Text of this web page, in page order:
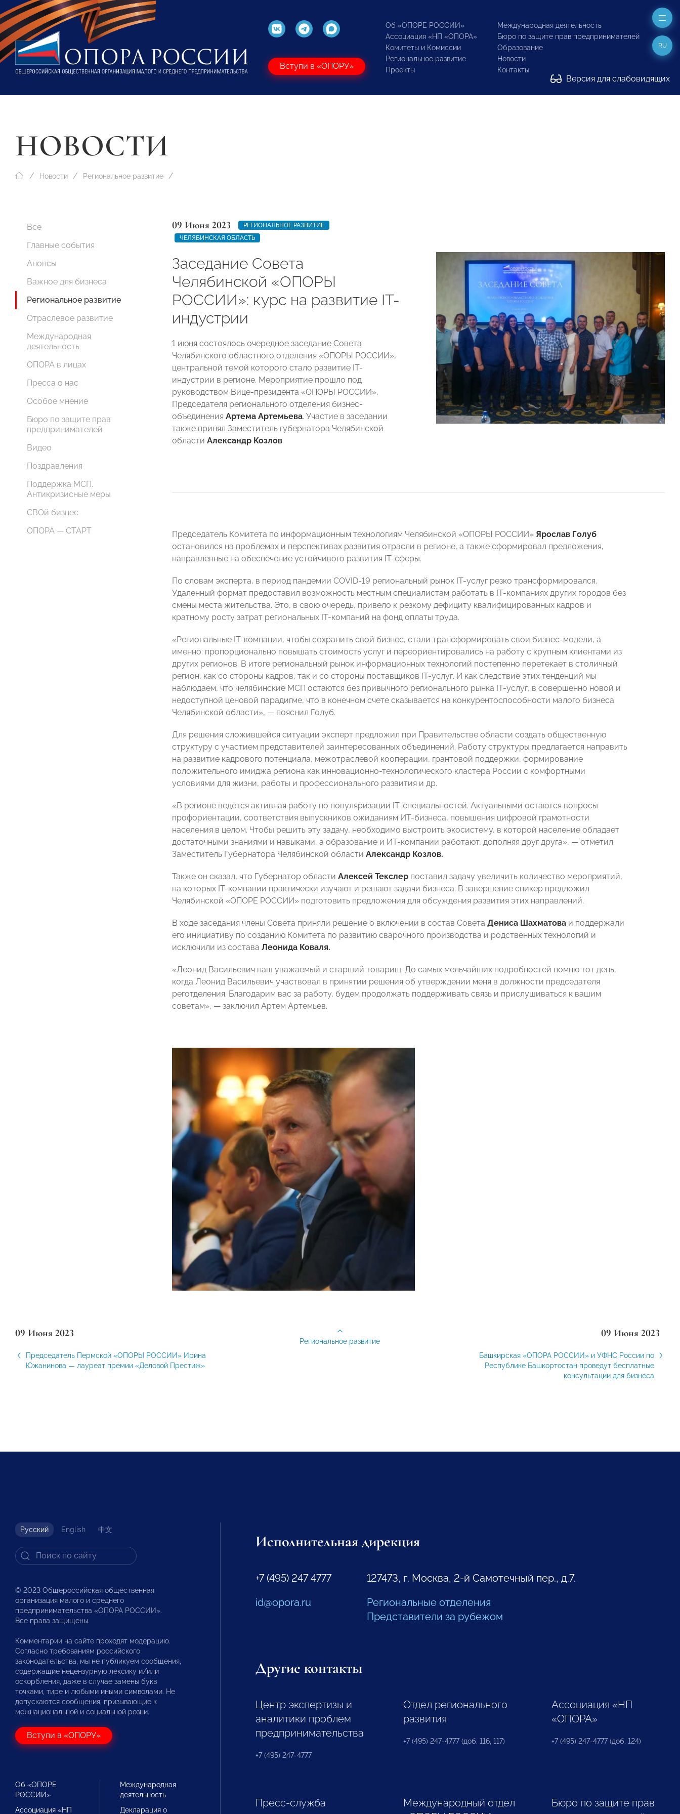
Вступи в «ОПОРУ»
Об «ОПОРЕ РОССИИ»
Ассоциация «НП «ОПОРА»
Комитеты и Комиссии
Региональное развитие
Проекты
Международная деятельность
Бюро по защите прав предпринимателей
Образование
Новости
Контакты
Версия для слабовидящих
RU
НОВОСТИ
Новости Региональное развитие
Все
Главные события
Анонсы
Важное для бизнеса
Региональное развитие
Отраслевое развитие
Международная
деятельность
ОПОРА в лицах
Пресса о нас
Особое мнение
Бюро по защите прав
предпринимателей
Видео
Поздравления
Поддержка МСП.
Антикризисные меры
СВОй бизнес
ОПОРА — СТАРТ
09 Июня 2023
РЕГИОНАЛЬНОЕ РАЗВИТИЕ
ЧЕЛЯБИНСКАЯ ОБЛАСТЬ
Заседание Совета
Челябинской «ОПОРЫ
РОССИИ»: курс на развитие IT-
индустрии
1 июня состоялось очередное заседание Совета
Челябинского областного отделения «ОПОРЫ РОССИИ»,
центральной темой которого стало развитие IT-
индустрии в регионе. Мероприятие прошло под
руководством Вице-президента «ОПОРЫ РОССИИ»,
Председателя регионального отделения бизнес-
объединения Артема Артемьева. Участие в заседании
также принял Заместитель губернатора Челябинской
области Александр Козлов.
Председатель Комитета по информационным технологиям Челябинской «ОПОРЫ РОССИИ» Ярослав Голуб
остановился на проблемах и перспективах развития отрасли в регионе, а также сформировал предложения,
направленные на обеспечение устойчивого развития IT-сферы.
По словам эксперта, в период пандемии COVID-19 региональный рынок IT-услуг резко трансформировался.
Удаленный формат предоставил возможность местным специалистам работать в IТ-компаниях других городов без
смены места жительства. Это, в свою очередь, привело к резкому дефициту квалифицированных кадров и
кратному росту затрат региональных IТ-компаний на фонд оплаты труда.
«Региональные IТ-компании, чтобы сохранить свой бизнес, стали трансформировать свои бизнес-модели, а
именно: пропорционально повышать стоимость услуг и переориентировались на работу с крупным клиентами из
других регионов. В итоге региональный рынок информационных технологий постепенно перетекает в столичный
регион, как со стороны кадров, так и со стороны поставщиков IТ-услуг. И как следствие этих тенденций мы
наблюдаем, что челябинские МСП остаются без привычного регионального рынка IТ-услуг, в совершенно новой и
недоступной ценовой парадигме, что в конечном счете сказывается на конкурентоспособности малого бизнеса
Челябинской области», — пояснил Голуб.
Для решения сложившейся ситуации эксперт предложил при Правительстве области создать общественную
структуру с участием представителей заинтересованных объединений. Работу структуры предлагается направить
на развитие кадрового потенциала, межотраслевой кооперации, грантовой поддержки, формирование
положительного имиджа региона как инновационно-технологического кластера России с комфортными
условиями для жизни, работы и профессионального развития и др.
«В регионе ведется активная работу по популяризации IT-специальностей. Актуальными остаются вопросы
профориентации, соответствия выпускников ожиданиям ИТ-бизнеса, повышения цифровой грамотности
населения в целом. Чтобы решить эту задачу, необходимо выстроить экосистему, в которой население обладает
достаточными знаниями и навыками, а образование и ИТ-компании работают, дополняя друг друга», — отметил
Заместитель Губернатора Челябинской области Александр Козлов.
Также он сказал, что Губернатор области Алексей Текслер поставил задачу увеличить количество мероприятий,
на которых IT-компании практически изучают и решают задачи бизнеса. В завершение спикер предложил
Челябинской «ОПОРЕ РОССИИ» подготовить предложения для обсуждения развития этих направлений.
В ходе заседания члены Совета приняли решение о включении в состав Совета Дениса Шахматова и поддержали
его инициативу по созданию Комитета по развитию сварочного производства и родственных технологий и
исключили из состава Леонида Коваля.
«Леонид Васильевич наш уважаемый и старший товарищ. До самых мельчайших подробностей помню тот день,
когда Леонид Васильевич участвовал в принятии решения об утверждении меня в должности председателя
реготделения. Благодарим вас за работу, будем продолжать поддерживать связь и прислушиваться к вашим
советам», — заключил Артем Артемьев.
09 Июня 2023
Председатель Пермской «ОПОРЫ РОССИИ» Ирина
Южанинова — лауреат премии «Деловой Престиж»
09 Июня 2023
Башкирская «ОПОРА РОССИИ» и УФНС России по
Республике Башкортостан проведут бесплатные
консультации для бизнеса
Региональное развитие
Русский English 中文
© 2023 Общероссийская общественная
организация малого и среднего
предпринимательства «ОПОРА РОССИИ».
Все права защищены.
Комментарии на сайте проходят модерацию.
Согласно требованиям российского
законодательства, мы не публикуем сообщения,
содержащие нецензурную лексику и/или
оскорбления, даже в случае замены букв
точками, тире и любыми иными символами. Не
допускаются сообщения, призывающие к
межнациональной и социальной розни.
Вступи в «ОПОРУ»
Об «ОПОРЕ
РОССИИ»
Ассоциация «НП
Международная
деятельность
Декларация о
Исполнительная дирекция
+7 (495) 247 4777
id@opora.ru
127473, г. Москва, 2-й Самотечный пер., д.7.
Региональные отделения
Представители за рубежом
Другие контакты
Центр экспертизы и
аналитики проблем
предпринимательства
+7 (495) 247-4777
Отдел регионального
развития
+7 (495) 247-4777 (доб. 116, 117)
Ассоциация «НП
«ОПОРА»
+7 (495) 247-4777 (доб. 124)
Пресс-служба
Международный отдел
Бюро по защите прав